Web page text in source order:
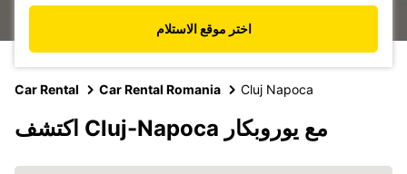
اختر موقع الاستلام
Car Rental Car Rental Romania Cluj Napoca
اكتشف Cluj-Napoca مع يوروبكار